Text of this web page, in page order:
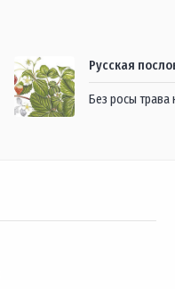
Русская
Без росы трава